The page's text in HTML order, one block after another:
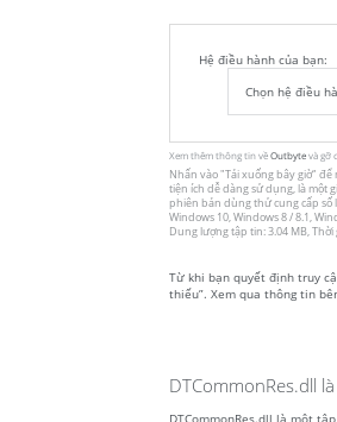
Hệ điều hành của bạn:
Xem thêm thông tin vềOutbytevà gỡ
Nhấn vào"Tải xuống bây giờ" để
tiện ích dễ dàng sử dụng, là một
phiên bản dùng thử cung cấp số
Windows 10, Windows 8 / 8.1,
Dung lượng tập tin: 3.04 MB,
Từ khi bạn quyết định truy
thiếu”. Xem qua thông tin
DTCommonRes.dll là
DTCommonRes.dll là một